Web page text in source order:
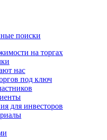
поиски
на торгах
нас
под ключ
для инвесторов